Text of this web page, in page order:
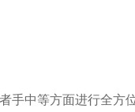
手中等方面进行全方